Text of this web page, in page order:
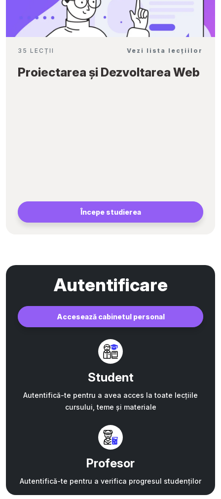
35 LECȚII Vezi lista lecțiilor
Proiectarea și Dezvoltarea Web
Începe studierea
Autentificare
Accesează cabinetul personal
Student
Autentifică-te pentru a avea acces la toate lecțiile
cursului, teme și materiale
Profesor
Autentifică-te pentru a verifica progresul studenților